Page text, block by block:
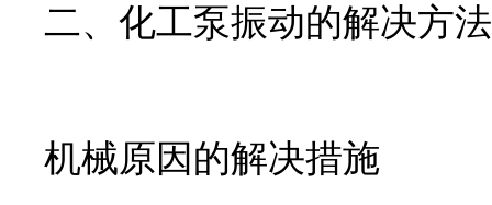
二、化工泵振动的解决方法
机械原因的解决措施